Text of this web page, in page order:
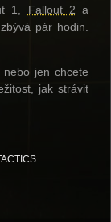
1, Fallout 2 a
pár hodin.
jen chcete
jak strávit